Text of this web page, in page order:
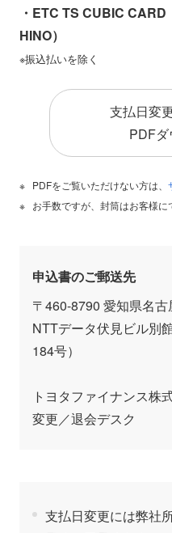
・ETC TS CUBIC CARD
HINO）
※振込払いを除く
支払日変
PDF
PDFをご覧いただけない方は、
お手数ですが、封筒はお客様に
申込書のご郵送先
〒460-8790 愛知県名
NTTデータ伏見ビル別
184号）
トヨタファイナンス株
変更／退会デスク
支払日変更には弊社